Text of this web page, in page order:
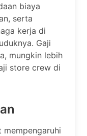
biaya
serta
kerja di
Gaji
mungkin lebih
store crew di
mempengaruhi